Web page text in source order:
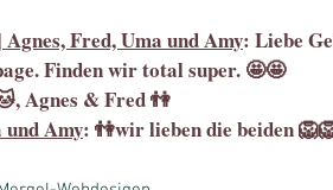
Fred, Uma und Amy: Liebe
Finden wir total super. 🤩🤩
Agnes & Fred 👫
und Amy: 👫wir lieben die beiden